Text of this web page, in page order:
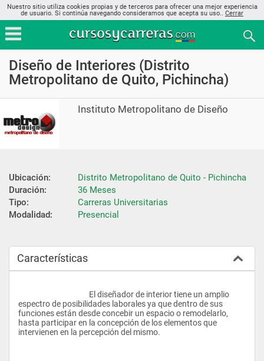
Nuestro sitio utiliza cookies propias y de terceros para ofrecer una mejor experiencia
de usuario. Si continúa navegando consideramos que acepta su uso.. Cerrar
Diseño de Interiores (Distrito
Metropolitano de Quito, Pichincha)
Instituto Metropolitano de Diseño
Ubicación:
Distrito Metropolitano de Quito - Pichincha
Duración:
36 Meses
Tipo:
Carreras Universitarias
Modalidad:
Presencial
Características
espectro de posibilidades laborales ya que dentro de sus
funciones están desde concebir un espacio o remodelarlo,
hasta participar en la concepción de los elementos que
intervienen en la percepción del mismo.